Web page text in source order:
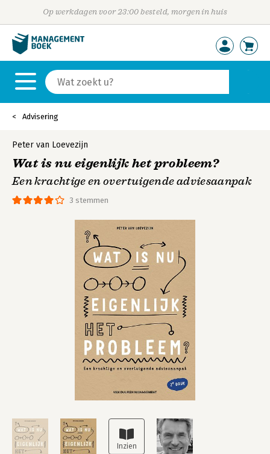
Op werkdagen voor 23:00 besteld, morgen in huis
Advisering
3 stemmen
Peter van Loevezijn
Wat is nu eigenlijk het probleem?
Een krachtige en overtuigende adviesaanpak